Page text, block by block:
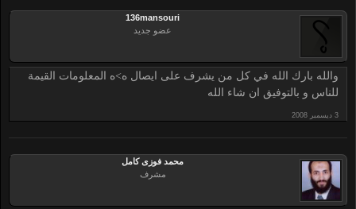
136mansouri
عضو جديد
والله بارك الله في كل من يشرف على ايصال ه>ه المعلومات القيمة
للناس و بالتوفيق ان شاء الله
محمد فوزى كامل
مشرف